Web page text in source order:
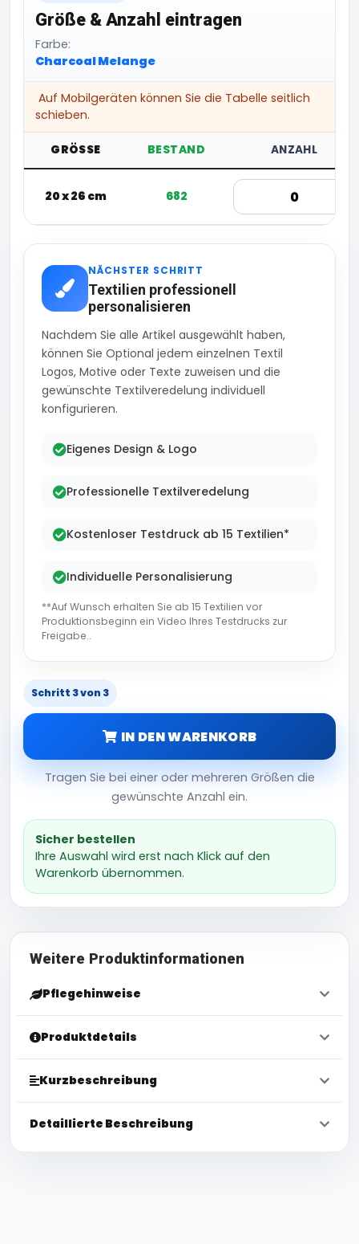
Größe & Anzahl eintragen
Farbe:
Charcoal Melange
Auf Mobilgeräten können Sie die Tabelle seitlich
schieben.
GRÖSSE BESTAND ANZAHL
20 x 26 cm 682
NÄCHSTER SCHRITT
Textilien professionell
personalisieren
Nachdem Sie alle Artikel ausgewählt haben,
können Sie Optional jedem einzelnen Textil
Logos, Motive oder Texte zuweisen und die
gewünschte Textilveredelung individuell
konfigurieren.
Eigenes Design & Logo
Professionelle Textilveredelung
Kostenloser Testdruck ab 15 Textilien*
Individuelle Personalisierung
**Auf Wunsch erhalten Sie ab 15 Textilien vor
Produktionsbeginn ein Video Ihres Testdrucks zur
Freigabe..
Schritt 3 von 3
IN DEN WARENKORB
Tragen Sie bei einer oder mehreren Größen die
gewünschte Anzahl ein.
Sicher bestellen
Ihre Auswahl wird erst nach Klick auf den
Warenkorb übernommen.
Weitere Produktinformationen
Pflegehinweise
Produktdetails
Kurzbeschreibung
Detaillierte Beschreibung